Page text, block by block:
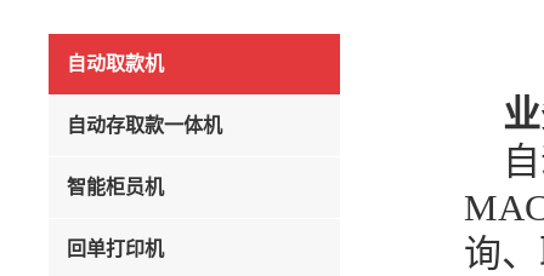
自动取款机
自动存取款一体机
智能柜员机
回单打印机
询